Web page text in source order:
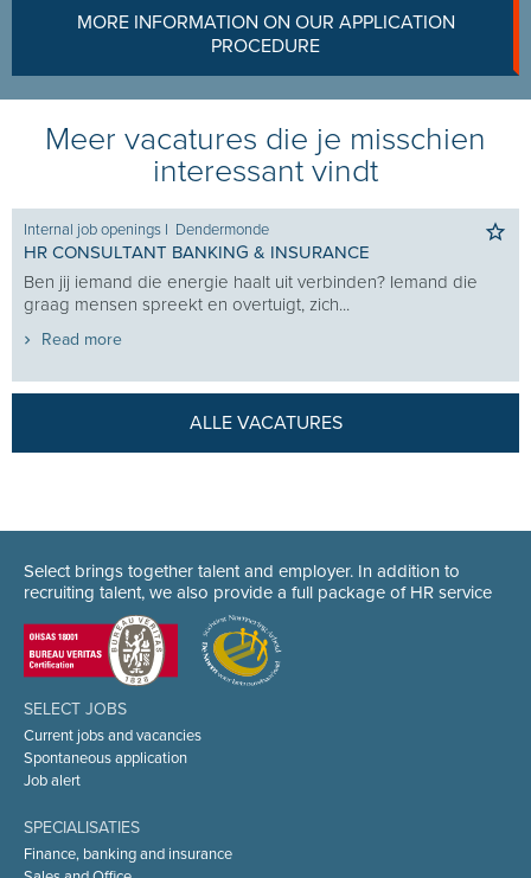
MORE INFORMATION ON OUR APPLICATION
PROCEDURE
Meer vacatures die je misschien
interessant vindt
Internal job openings I Dendermonde
HR CONSULTANT BANKING & INSURANCE
Ben jij iemand die energie haalt uit verbinden? Iemand die
graag mensen spreekt en overtuigt, zich...
Read more
ALLE VACATURES
Select brings together talent and employer. In addition to
recruiting talent, we also provide a full package of HR service
SELECT JOBS
Current jobs and vacancies
Spontaneous application
Job alert
SPECIALISATIES
Finance, banking and insurance